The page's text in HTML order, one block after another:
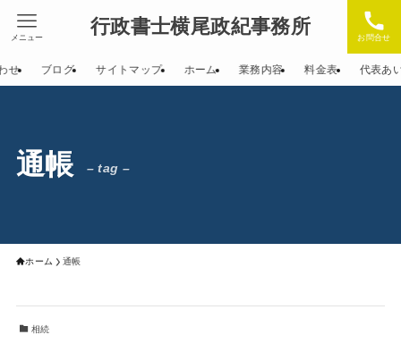
行政書士横尾政紀事務所 お問合せ
メニュー
せ ブログ サイトマップ ホーム 業務内容 料金表 代表あ
通帳 – tag –
ホーム 通帳
相続